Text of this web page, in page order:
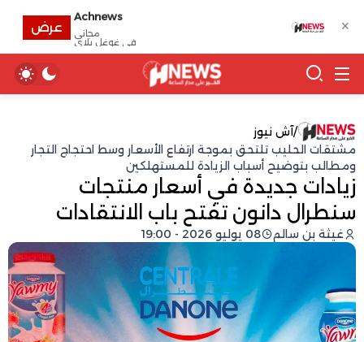
/آش نيوز
مشتقات الحليب تلتحق بموجة ارتفاع الأسعار وسط احتجاج التجار
ومطالب بتوضيح أسباب الزيادة للمستهلكين
زيادات جديدة في أسعار منتجات
سنطرال دانون تفتح باب الانتقادات
غيثة بن سالم 08 يوليو 2026 - 19:00
✕
Achnews
مجانى
في غوغل بلاي
عرض